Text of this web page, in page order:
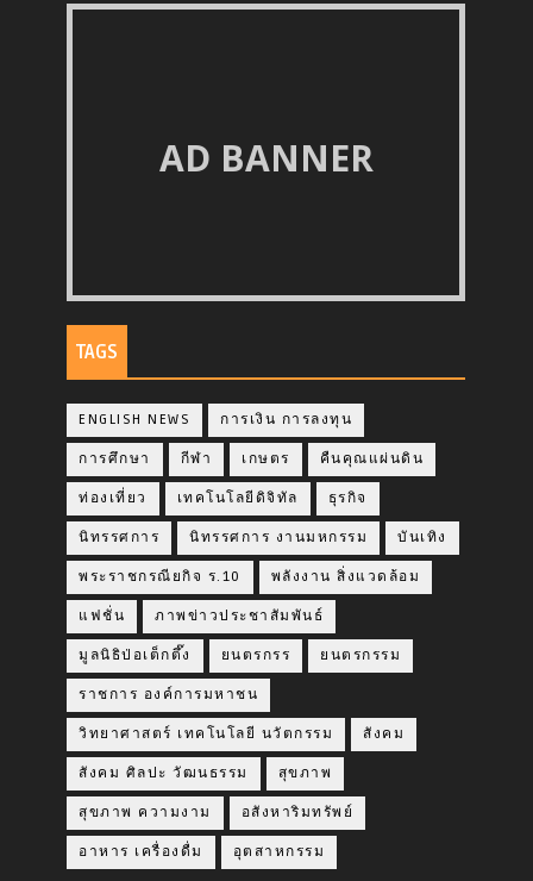
AD BANNER
TAGS
ENGLISH NEWS การเงิน การลงทุน
การศึกษา กีฬา เกษตร คืนคุณแผ่นดิน
ท่องเที่ยว เทคโนโลยีดิจิทัล ธุรกิจ
นิทรรศการ นิทรรศการ งานมหกรรม บันเทิง
พระราชกรณียกิจ ร.10 พลังงาน สิ่งแวดล้อม
แฟชั่น ภาพข่าวประชาสัมพันธ์
มูลนิธิป่อเต็กตึ๊ง ยนตรกรร ยนตรกรรม
ราชการ องค์การมหาชน
วิทยาศาสตร์ เทคโนโลยี นวัตกรรม สังคม
สังคม ศิลปะ วัฒนธรรม สุขภาพ
สุขภาพ ความงาม อสังหาริมทรัพย์
อาหาร เครื่องดื่ม อุตสาหกรรม